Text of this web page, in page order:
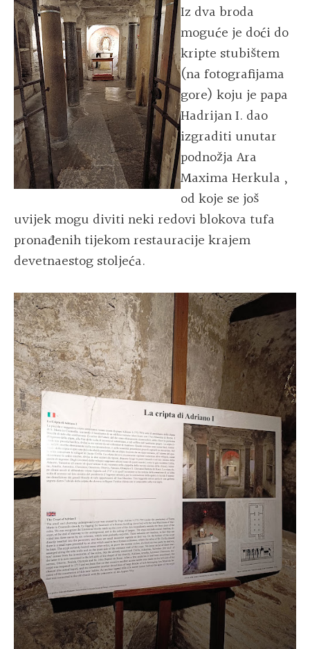
Iz dva broda
moguće je doći do
kripte stubištem
(na fotografijama
gore) koju je papa
Hadrijan I. dao
izgraditi unutar
podnožja Ara
Maxima Herkula ,
od koje se još
uvijek mogu diviti neki redovi blokova tufa
pronađenih tijekom restauracije krajem
devetnaestog stoljeća.